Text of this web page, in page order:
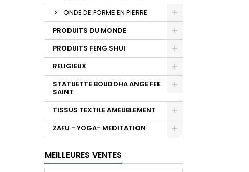
ONDE DE FORME EN PIERRE
PRODUITS DU MONDE
PRODUITS FENG SHUI
RELIGIEUX
STATUETTE BOUDDHA ANGE FEE
SAINT
TISSUS TEXTILE AMEUBLEMENT
ZAFU - YOGA- MEDITATION
MEILLEURES VENTES